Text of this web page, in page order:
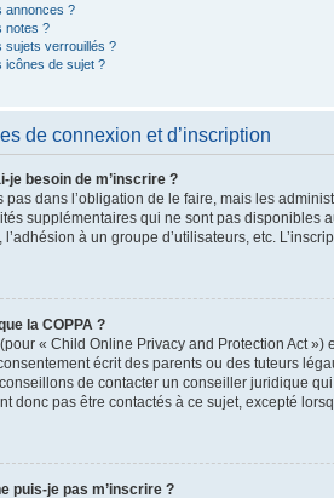
annonces ?
notes ?
sujets verrouillés ?
icônes de sujet ?
de connexion et d’inscription
je besoin de m’inscrire ?
pas dans l’obligation de le faire, mais les
supplémentaires qui ne sont pas disponibles
l’adhésion à un groupe d’utilisateurs, etc.
la COPPA ?
(pour « Child Online Privacy and Protection Act
écrit des parents ou des tuteurs
de contacter un conseiller juridique
donc pas être contactés à ce sujet, excepté
puis-je pas m’inscrire ?